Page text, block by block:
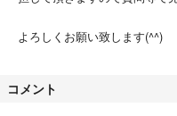
よろしくお願い致します(^^)
コメント